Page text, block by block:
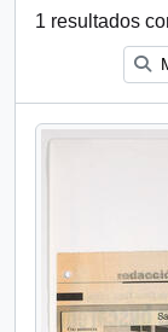
1 resultados